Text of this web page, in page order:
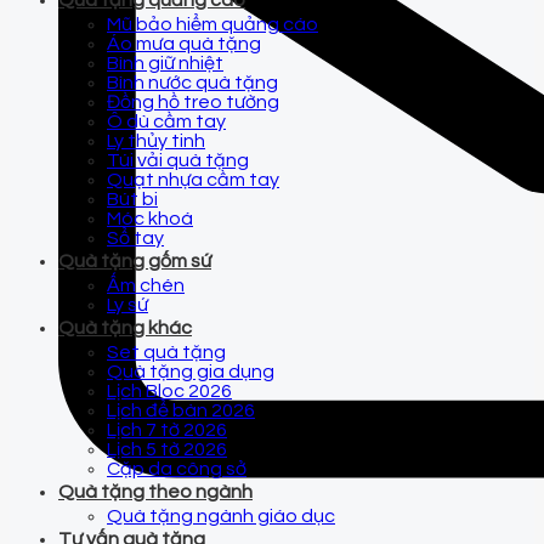
Mũ bảo hiểm quảng cáo
Áo mưa quà tặng
Bình giữ nhiệt
Bình nước quà tặng
Đồng hồ treo tường
Ô dù cầm tay
Ly thủy tinh
Túi vải quà tặng
Quạt nhựa cầm tay
Bút bi
Móc khoá
Sổ tay
Quà tặng gốm sứ
Ấm chén
Ly sứ
Quà tặng khác
Set quà tặng
Quà tặng gia dụng
Lịch Bloc 2026
Lịch để bàn 2026
Lịch 7 tờ 2026
Lịch 5 tờ 2026
Cặp da công sở
Quà tặng theo ngành
Quà tặng ngành giáo dục
Tư vấn quà tặng